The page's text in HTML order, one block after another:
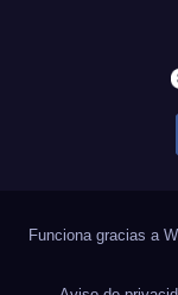
Funciona gracias a